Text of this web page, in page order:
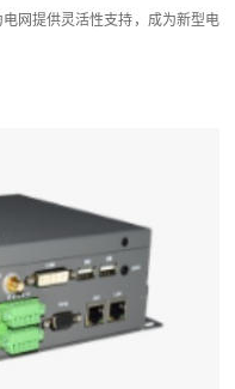
网提供灵活性支持，成为新型电